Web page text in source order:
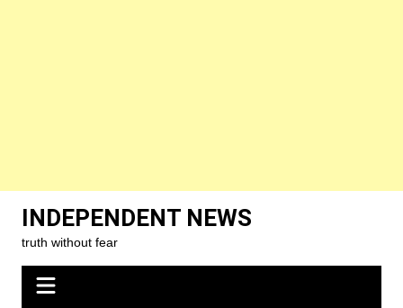
content
INDEPENDENT NEWS
truth without fear